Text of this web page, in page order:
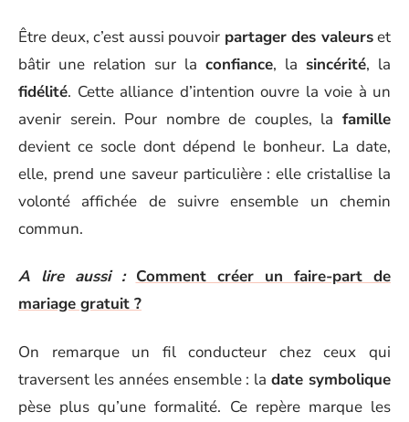
Être deux, c’est aussi pouvoir partager des valeurset
bâtir une relation sur la confiance, la sincérité, la
fidélité. Cette alliance d’intention ouvre la voie à un
avenir serein. Pour nombre de couples, la famille
devient ce socle dont dépend le bonheur. La date,
elle, prend une saveur particulière : elle cristallise la
volonté affichée de suivre ensemble un chemin
commun.
A lire aussi : Comment créer un faire-part de
mariage gratuit ?
On remarque un fil conducteur chez ceux qui
traversent les années ensemble : ladate symbolique
pèse plus qu’une formalité. Ce repère marque les